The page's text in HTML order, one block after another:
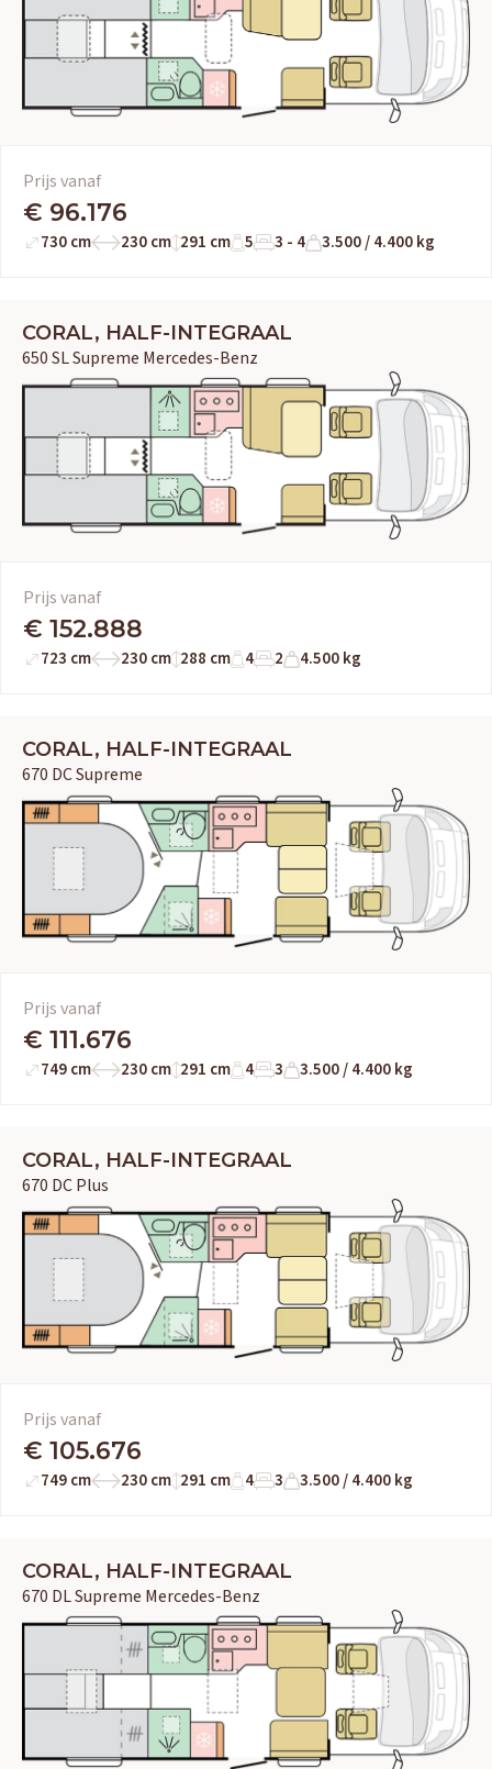
Prijs vanaf
€ 96.176
730 cm 230 cm 291 cm 5 3 - 4 3.500 / 4.400 kg
CORAL, HALF-INTEGRAAL
650 SL Supreme Mercedes-Benz
Prijs vanaf
€ 152.888
723 cm 230 cm 288 cm 4 2 4.500 kg
CORAL, HALF-INTEGRAAL
670 DC Supreme
Prijs vanaf
€ 111.676
749 cm 230 cm 291 cm 4 3 3.500 / 4.400 kg
CORAL, HALF-INTEGRAAL
670 DC Plus
Prijs vanaf
€ 105.676
749 cm 230 cm 291 cm 4 3 3.500 / 4.400 kg
CORAL, HALF-INTEGRAAL
670 DL Supreme Mercedes-Benz
OUD GASTEL
AdriaEribaHymerKnaus
Eura Mobil